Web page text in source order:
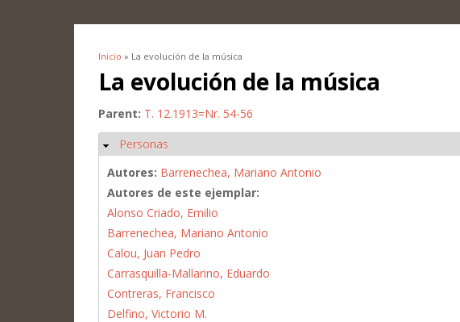
Se encuentra usted aquí
Inicio » La evolución de la música
La evolución de la música
Parent: T. 12.1913=Nr. 54-56
Ocultar
Personas
Autores: Barrenechea, Mariano Antonio
Autores de este ejemplar:
Alonso Criado, Emilio
Barrenechea, Mariano Antonio
Calou, Juan Pedro
Carrasquilla-Mallarino, Eduardo
Contreras, Francisco
Delfino, Victorio M.